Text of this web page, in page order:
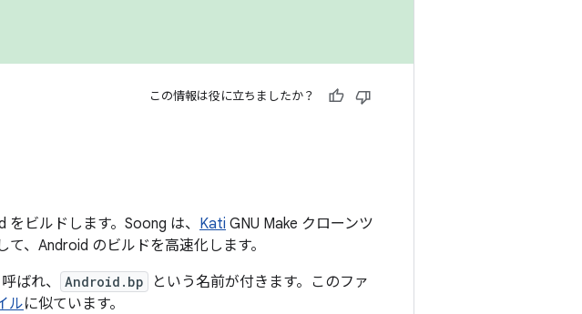
この情報は役に立ちましたか？
ビルドします。 Soong は、 Kati GNU Make クローンツ
、Android のビルドを高速化します。
ばれ、
Android.bp という名前が付きます。
このファ
ルに似ています。